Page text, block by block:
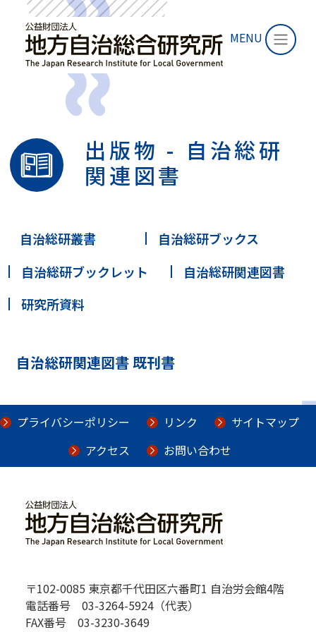
MENU
出版物 - 自治総研
関連図書
自治総研叢書
自治総研ブックス
自治総研ブックレット
自治総研関連図書
研究所資料
自治総研関連図書 既刊書
プライバシーポリシー リンク
サイトマップ
アクセス
お問い合わせ
〒102-0085 東京都千代田区六番町1 自治労会館4階
電話番号 03-3264-5924（代表）
FAX番号 03-3230-3649